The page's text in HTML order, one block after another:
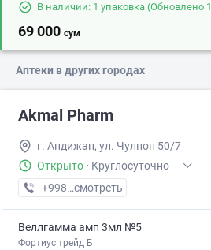
В наличии: 1 упаковка (Обновлено
69 000 сум
Аптеки в других городах
Akmal Pharm
г. Андижан, ул. Чулпон 50/7
Открыто · Круглосуточно
+998 (91) XXX-XX-XX
смотреть
Веллгамма амп 3мл №5
Фортиус трейд Б